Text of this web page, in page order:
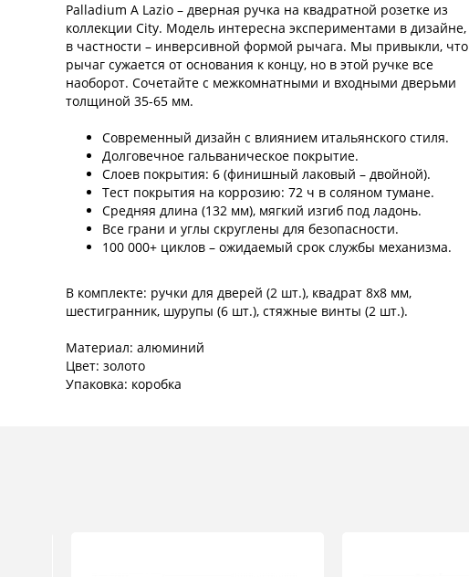
Palladium A Lazio – дверная ручка на квадратной розетке из
коллекции City. Модель интересна экспериментами в дизайне,
в частности – инверсивной формой рычага. Мы привыкли, что
рычаг сужается от основания к концу, но в этой ручке все
наоборот. Сочетайте с межкомнатными и входными дверьми
толщиной 35-65 мм.
Современный дизайн с влиянием итальянского стиля.
Долговечное гальваническое покрытие.
Слоев покрытия: 6 (финишный лаковый – двойной).
Тест покрытия на коррозию: 72 ч в соляном тумане.
Средняя длина (132 мм), мягкий изгиб под ладонь.
Все грани и углы скруглены для безопасности.
100 000+ циклов – ожидаемый срок службы механизма.
В комплекте: ручки для дверей (2 шт.), квадрат 8x8 мм,
шестигранник, шурупы (6 шт.), стяжные винты (2 шт.).
Материал: алюминий
Цвет: золото
Упаковка: коробка